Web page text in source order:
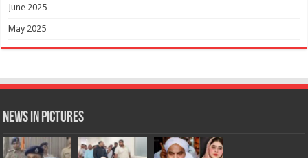
June 2025
May 2025
News in Pictures